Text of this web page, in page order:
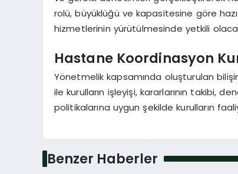
rolü, büyüklüğü ve kapasitesine göre
hizmetlerinin yürütülmesinde yetkili
Hastane Koordinasyon
Yönetmelik kapsamında oluşturulan
ile kurulların işleyişi, kararlarının takibi,
politikalarına uygun şekilde kurulların
Benzer Haberler